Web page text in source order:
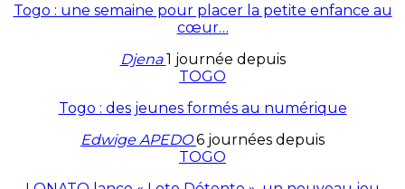
Togo : une semaine pour placer la petite enfance au
cœur…
Djena1 journée depuis
TOGO
Togo : des jeunes formés au numérique
Edwige APEDO6 journées depuis
TOGO